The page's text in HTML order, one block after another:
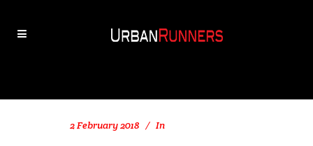
2 February 2018 In